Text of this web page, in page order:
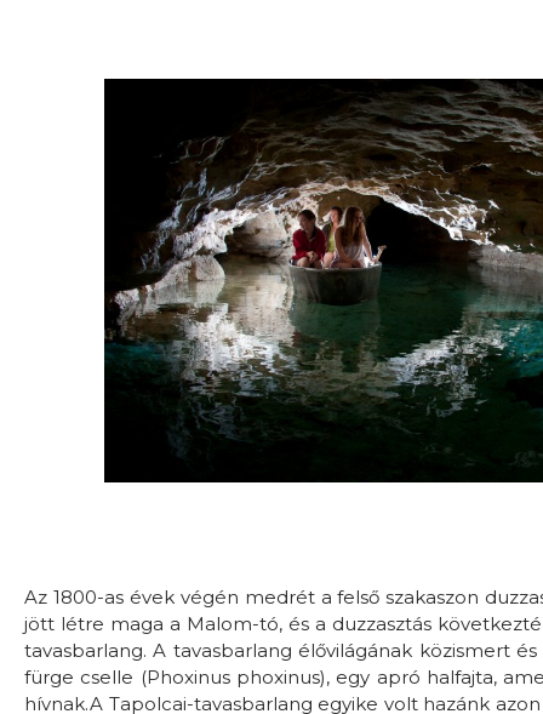
Az 1800-as évek végén medrét a felső szakaszon
jött létre maga a Malom-tó, és a duzzasztás
tavasbarlang. A tavasbarlang élővilágának közismert
fürge cselle (Phoxinus phoxinus), egy apró halfajta,
hívnak.A Tapolcai-tavasbarlang egyike volt hazánk